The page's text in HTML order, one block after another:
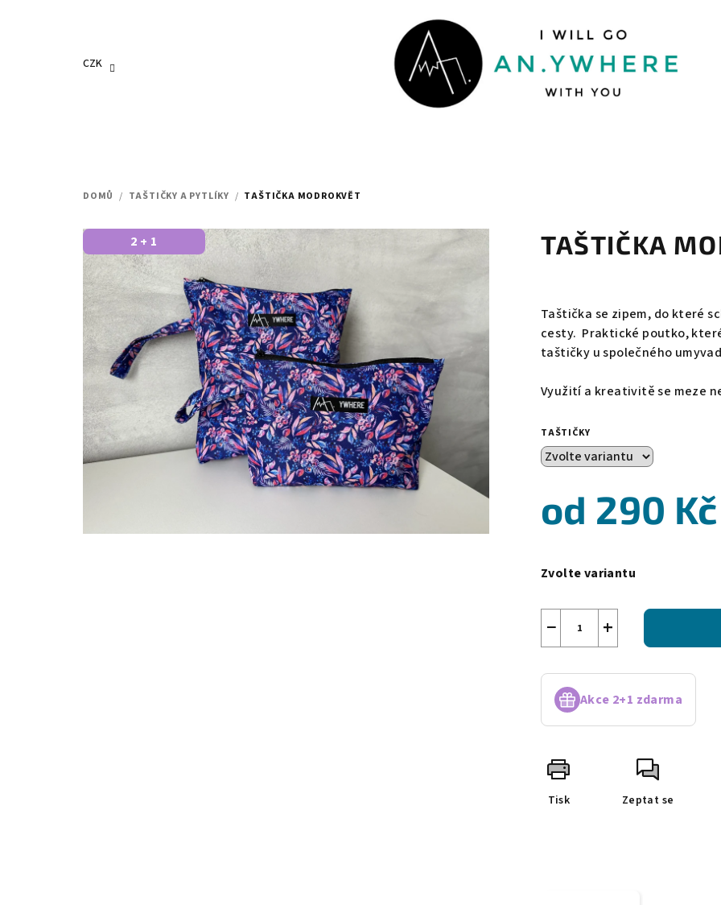
CZK
DOMŮ / TAŠTIČKY A PYTLÍKY / TAŠTIČKA MODROKVĚT
TAŠTIČKA
Taštička se zipem, do které
cesty. Praktické poutko,
taštičky u společného
Využití a kreativitě se meze
TAŠTIČKY
od 290 Kč
cena:
Zvolte variantu
+
−
Akce 2+1 zdarma
Tisk Zeptat se
2 + 1